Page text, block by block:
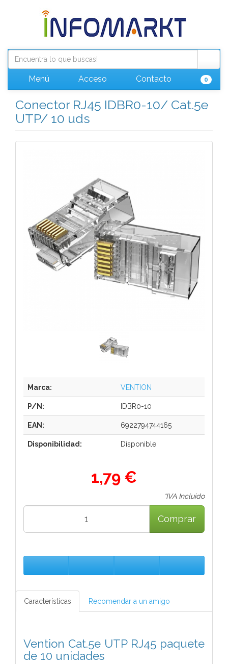
Menú Acceso Contacto 0
Conector RJ45 IDBR0-10/ Cat.5e
UTP/ 10 uds
Marca: VENTION
P/N: IDBR0-10
EAN: 6922794744165
Disponibilidad: Disponible
1,79 €
*IVA Incluido
Comprar
Características Recomendar a un amigo
Vention Cat.5e UTP RJ45 paquete
de 10 unidades